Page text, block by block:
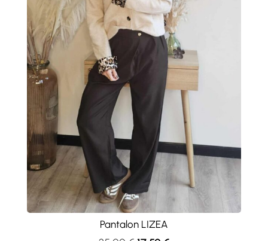
Pantalon LIZEA